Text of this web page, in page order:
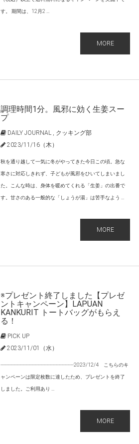
す。 期間は、12月2 ...
MORE
調理時間1分。風邪に効く生姜スー
プ
DAILY JOURNAL , クッキング部
2023/11/16（木）
秋を通り越して一気に冬がやってきた今日この頃。急な
寒さに対応しきれず、子どもが風邪をひいてしまいまし
た。こんな時は、身体を暖めてくれる「生姜」の出番で
す。甘さのある一般的な「しょうが湯」は苦手なよう ...
MORE
※プレゼント終了しました【プレゼ
ントキャンペーン】LAPUAN
KANKURIT トートバッグがもらえ
る！
PICK UP
2023/11/01（水）
-------------------------------------------------2023/12/4 こちらのキ
ャンペーンは限定枚数に達したため、プレゼントを終了
しました。ご利用あり ...
MORE